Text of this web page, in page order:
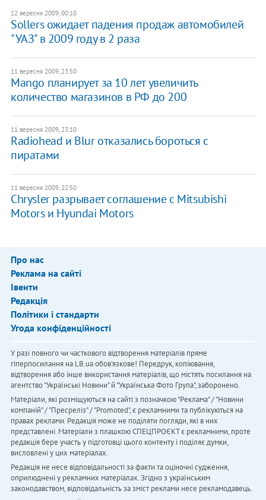
12 вересня 2009, 00:10
Sollers ожидает падения продаж автомобилей
"УАЗ" в 2009 году в 2 раза
11 вересня 2009, 23:50
Mango планирует за 10 лет увеличить
количество магазинов в РФ до 200
11 вересня 2009, 23:10
Radiohead и Blur отказались бороться с
пиратами
11 вересня 2009, 22:50
Chrysler разрывает соглашение с Mitsubishi
Motors и Hyundai Motors
Про нас
Реклама на сайті
Івенти
Редакція
Політики і стандарти
Угода конфіденційності
У разі повного чи часткового відтворення матеріалів пряме
гіперпосилання на LB.ua обов'язкове! Передрук, копіювання,
відтворення або інше використання матеріалів, що містять посилання на
агентство "Українськi Новини" й "Українська Фото Група", заборонено.
Матеріали, які розміщуються на сайті з позначкою "Реклама" / "Новини
компаній" / "Пресреліз" / "Promoted", є рекламними та публікуються на
правах реклами. Редакція може не поділяти погляди, які в них
представлені. Матеріали з плашкою СПЕЦПРОЄКТ є рекламними, проте
редакція бере участь у підготовці цього контенту і поділяє думки,
висловлені у цих матеріалах.
Редакція не несе відповідальності за факти та оціночні судження,
оприлюднені у рекламних матеріалах. Згідно з українським
законодавством, відповідальність за зміст реклами несе рекламодавець.